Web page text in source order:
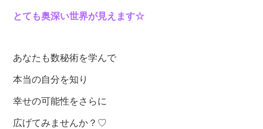
とても奥深い世界が見えます☆
あなたも数秘術を学んで
本当の自分を知り
幸せの可能性をさらに
広げてみませんか？♡